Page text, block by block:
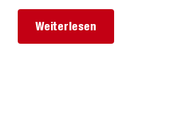
Weiterlesen